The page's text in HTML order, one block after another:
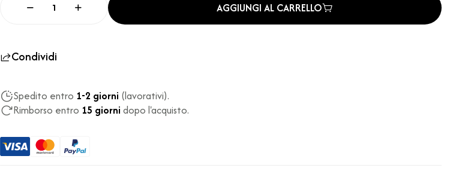
AGGIUNGI AL CARRELLO
Condividi
Spedito entro 1-2 giorni (lavorativi).
Rimborso entro 15 giorni dopo l'acquisto.